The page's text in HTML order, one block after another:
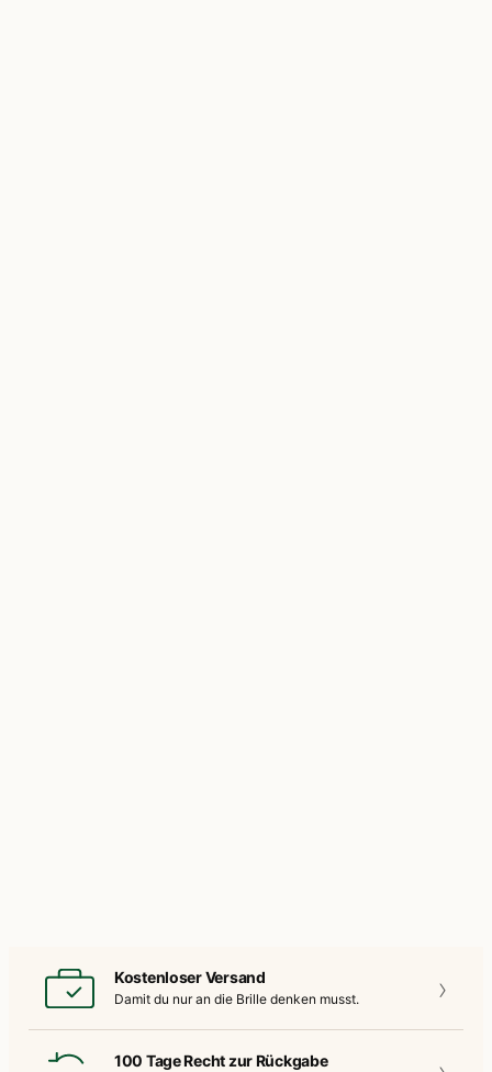
Kostenloser Versand
Damit du nur an die Brille denken musst.
100 Tage Recht zur Rückgabe